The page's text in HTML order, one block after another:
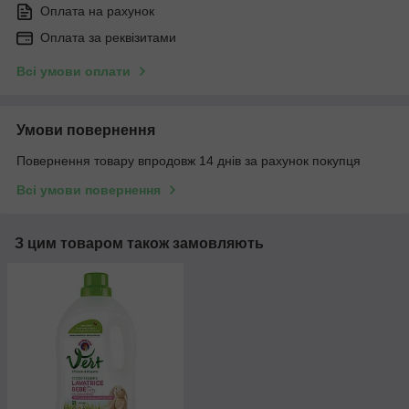
Оплата на рахунок
Оплата за реквізитами
Всі умови оплати
Умови повернення
Повернення товару впродовж 14 днів за рахунок покупця
Всі умови повернення
З цим товаром також замовляють